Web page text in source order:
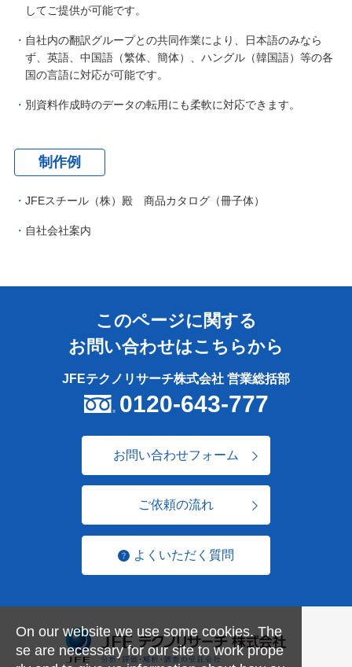
してご提供が可能です。
自社内の翻訳グループとの共同作業により、日本語のみなら
ず、英語、中国語（繁体、簡体）、ハングル（韓国語）等の各
国の言語に対応が可能です。
別資料作成時のデータの転用にも柔軟に対応できます。
制作例
JFEスチール（株）殿 商品カタログ（冊子体）
自社会社案内
このページに関する
お問い合わせはこちらから
JFEテクノリサーチ株式会社 営業総括部
0120-643-777
お問い合わせフォーム
ご依頼の流れ
よくいただく質問
On our website we use some cookies. The
se are necessary for our site to work prope